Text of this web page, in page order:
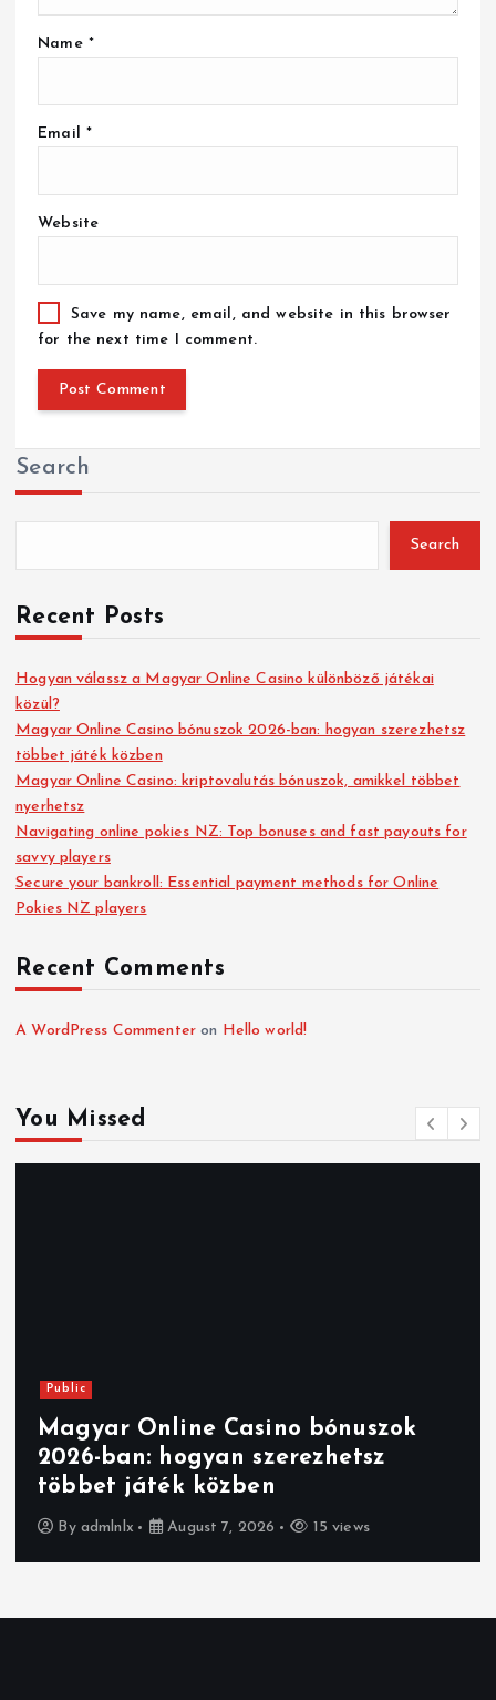
Name *
Email *
Website
Save my name, email, and website in this browser
for the next time I comment.
Search
Search
Recent Posts
Hogyan válassz a Magyar Online Casino különböző játékai
közül?
Magyar Online Casino bónuszok 2026-ban: hogyan szerezhetsz
többet játék közben
Magyar Online Casino: kriptovalutás bónuszok, amikkel többet
nyerhetsz
Navigating online pokies NZ: Top bonuses and fast payouts for
savvy players
Secure your bankroll: Essential payment methods for Online
Pokies NZ players
Recent Comments
A WordPress Commenter on Hello world!
You Missed
Public
Magyar Online Casino bónuszok
2026-ban: hogyan szerezhetsz
többet játék közben
By admlnlx August 7, 2026 15 views